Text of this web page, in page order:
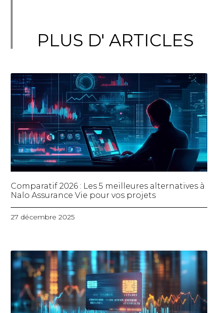
PLUS D' ARTICLES
Comparatif 2026 : Les 5 meilleures alternatives à
Nalo Assurance Vie pour vos projets
27 décembre 2025